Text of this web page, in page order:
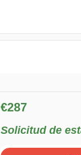
€287
Solicitud de